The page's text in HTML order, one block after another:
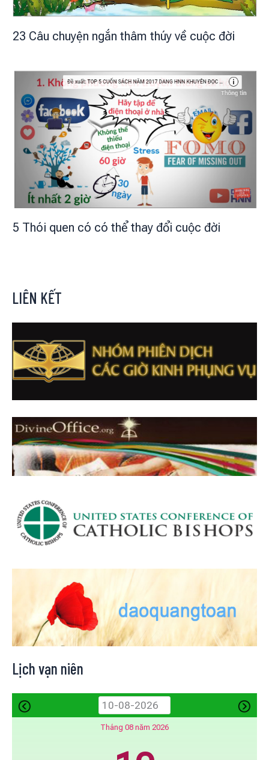
23 Câu chuyện ngắn thâm thúy về cuộc đời
5 Thói quen có có thể thay đổi cuộc đời
LIÊN KẾT
Lịch vạn niên
Tháng 08 năm 2026